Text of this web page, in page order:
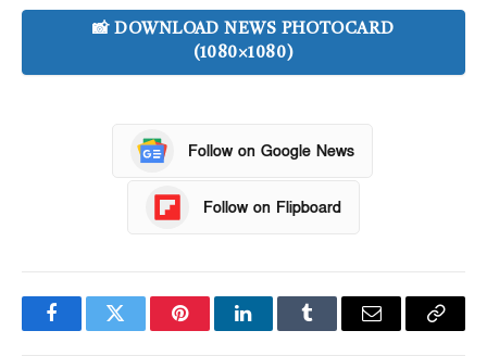
📸 DOWNLOAD NEWS PHOTOCARD
(1080×1080)
Follow on Google News
Follow on Flipboard
FacebookTwitter PinterestLinkedInTumblr Email
Copy